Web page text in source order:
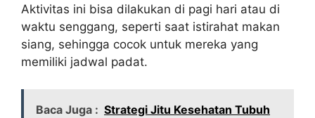
Aktivitas ini bisa dilakukan di pagi hari atau di
waktu senggang, seperti saat istirahat makan
siang, sehingga cocok untuk mereka yang
memiliki jadwal padat.
Baca Juga : Strategi Jitu Kesehatan Tubuh